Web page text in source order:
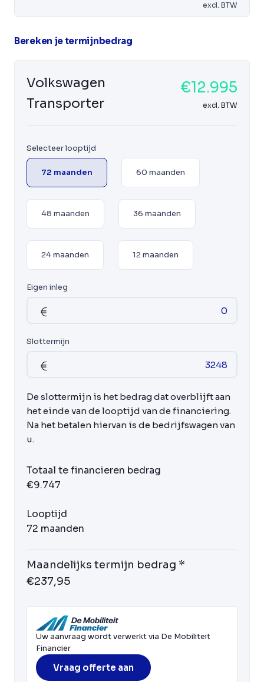
excl. BTW
Bereken je termijnbedrag
Volkswagen
Transporter
€12.995
excl. BTW
Selecteer looptijd
72 maanden 60 maanden
48 maanden 36 maanden
24 maanden 12 maanden
Eigen inleg
Slottermijn
De slottermijn is het bedrag dat overblijft aan
het einde van de looptijd van de financiering.
Na het betalen hiervan is de bedrijfswagen van
u.
Totaal te financieren bedrag
€9.747
Looptijd
72 maanden
Maandelijks termijn bedrag *
€237,95
Uw aanvraag wordt verwerkt via De Mobiliteit
Financier
Vraag offerte aan